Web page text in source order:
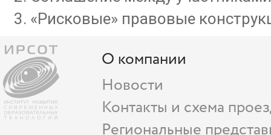
«Рисковые» правовые
О компании
Новости
Контакты и схема
Региональные